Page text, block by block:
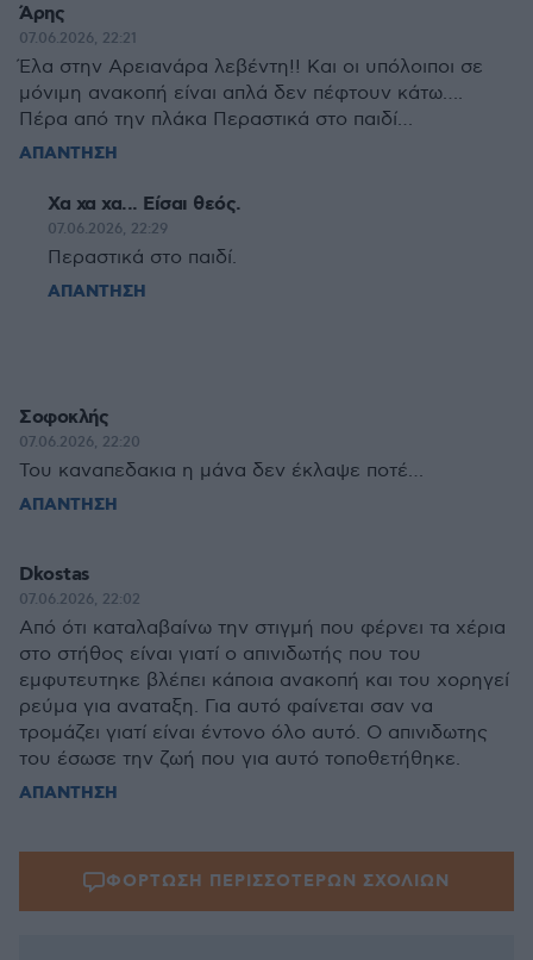
Άρης
07.06.2026, 22:21
Έλα στην Αρειανάρα λεβέντη!! Και οι υπόλοιποι σε
μόνιμη ανακοπή είναι απλά δεν πέφτουν κάτω….
Πέρα από την πλάκα Περαστικά στο παιδί…
ΑΠΑΝΤΗΣΗ
Χα χα χα... Είσαι θεός.
07.06.2026, 22:29
Περαστικά στο παιδί.
ΑΠΑΝΤΗΣΗ
Σοφοκλής
07.06.2026, 22:20
Του καναπεδακια η μάνα δεν έκλαψε ποτέ…
ΑΠΑΝΤΗΣΗ
Dkostas
07.06.2026, 22:02
Από ότι καταλαβαίνω την στιγμή που φέρνει τα χέρια
στο στήθος είναι γιατί ο απινιδωτής που του
εμφυτευτηκε βλέπει κάποια ανακοπή και του χορηγεί
ρεύμα για αναταξη. Για αυτό φαίνεται σαν να
τρομάζει γιατί είναι έντονο όλο αυτό. Ο απινιδωτης
του έσωσε την ζωή που για αυτό τοποθετήθηκε.
ΑΠΑΝΤΗΣΗ
ΦΟΡΤΩΣΗ ΠΕΡΙΣΣΟΤΕΡΩΝ ΣΧΟΛΙΩΝ